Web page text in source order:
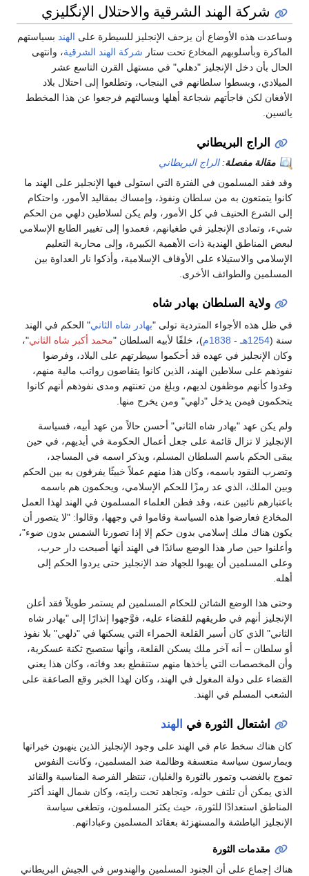
شركة الهند الشرقية والاحتلال الإنگليزي
وساعدت هذه الأوضاع أن يزحف الإنجليز للسيطرة على الهند بسياستهم
الماكرة وبأسلوبهم المخادع تحت ستار شركة الهند الشرقية، وانتهى
الحال بأن دخل الإنجليز "دهلي" في مستهل القرن التاسع عشر
الميلادي، وبسطوا سلطانهم في البنجاب، وتطلعوا إلى احتلال بلاد
الأفغان لكن فاجأتهم شجاعة أهلها وبسالتهم فرجعوا عن هذا المخطط
يائسين.
الراج البريطاني
مقالة مفصلة:الراج البريطاني
وقد فقد المسلمون في الفترة التي استولى فيها الإنجليز على الهند ما
كانوا يتمتعون به من سلطان ونفوذ، وإمساك بمقاليد الأمور، واحتكام
إلى الشرع الحنيف في كل الأمور، ولم يكن لسلاطين دلهي من الحكم
شيء، وتمادى الإنجليز في طغيانهم، فعمدوا إلى تغيير الطابع الإسلامي
لبعض المناطق الهندية ذات الأهمية الكبيرة، وإلى محاربة التعليم
الإسلامي والاستيلاء على الأوقاف الإسلامية، وأذكوا نار العداوة بين
المسلمين والطوائف الأخرى.
ولاية السلطان بهادر شاه
في ظل هذه الأجواء المتردية تولى "بهادر شاه الثاني" الحكم في الهند
سنة (1254هـ - 1838م )، خلفًا لأبيه السلطان "محمد أكبر شاه الثاني"،
وكان الإنجليز في عهده قد أحكموا سيطرتهم على البلاد، وفرضوا
نفوذهم على سلاطين الهند، الذين كانوا يتقاضون رواتب مالية منهم،
وغدوا كأنهم موظفون لديهم، وبلغ من تعنتهم ومدى نفوذهم أنهم كانوا
يتحكمون فيمن يدخل "دلهي" ومن يخرج منها.
ولم يكن عهد "بهادر شاه الثاني" أحسن حالاً من عهد أبيه، فسياسة
الإنجليز لا تزال قائمة على جعل أعمال الحكومة في أيديهم، في حين
يبقى الحكم باسم السلطان المسلم، ويذكر اسمه في المساجد،
وتضرب النقود باسمه، وكان هذا منهم عملاً خبيثًا يفرقون به بين الحكم
وبين الملك، الذي عد رمزًا للحكم الإسلامي، ويحكمون هم باسمه
باعتبارهم نائبين عنه، وقد فطن العلماء المسلمون في الهند لهذا العمل
المخادع فعارضوا هذه السياسة وقاموا في وجهها، وقالوا: "لا يتصور أن
يكون هناك ملك إسلامي بدون حكم إلا إذا تصورنا الشمس بدون ضوء"،
وأعلنوا حين صار هذا الوضع سائدًا في الهند أنها أصبحت دار حرب،
وعلى المسلمين أن يهبوا للجهاد ضد الإنجليز حتى يردوا الحكم إلى
أهله.
وحتى هذا الوضع الشائن للحكام المسلمين لم يستمر طويلاً فقد أعلن
الإنجليز أنهم في طريقهم للقضاء عليه، فوَّجهوا إنذارًا إلى "بهادر شاه
الثاني" الذي كان أسير القلعة الحمراء التي يسكنها في "دلهي" بلا نفوذ
أو سلطان – أنه آخر ملك يسكن القلعة، وأنها ستصبح ثكنة عسكرية،
وأن المخصصات التي يأخذها منهم ستنقطع بعد وفاته، وكان هذا يعني
القضاء على دولة المغول في الهند، وكان لهذا الخبر وقع الصاعقة على
الشعب المسلم في الهند.
اشتعال الثورة في الهند
كان هناك سخط عام في الهند على وجود الإنجليز الذين ينهبون خيراتها
ويمارسون سياسة متعسفة وظالمة ضد المسلمين، وكانت النفوس
تموج بالغضب وتمور بالثورة والغليان، تنتظر الفرصة المناسبة والقائد
الذي يمكن أن تلتف حوله، وتجاهد تحت رايته، وكان شمال الهند أكثر
المناطق استعدادًا للثورة، حيث يكثر المسلمون، وتطغى سياسة
الإنجليز الباطشة والمستهزئة بعقائد المسلمين وعباداتهم.
مقدمات الثورة
هناك إجماع على أن الجنود المسلمين والهندوس في الجيش البريطاني